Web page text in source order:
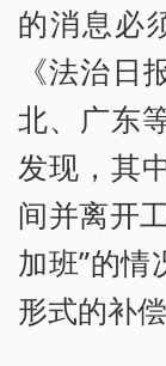
的消息必
《法治日
北、广东
发现，其
间并离开
加班”的
形式的补